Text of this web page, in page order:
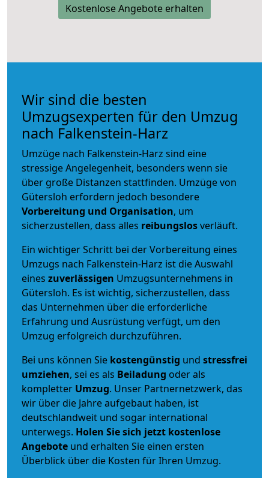
Kostenlose Angebote erhalten
Wir sind die besten
Umzugsexperten für den Umzug
nach Falkenstein-Harz
Umzüge nach Falkenstein-Harz sind eine
stressige Angelegenheit, besonders wenn sie
über große Distanzen stattfinden. Umzüge von
Gütersloh erfordern jedoch besondere
Vorbereitung und Organisation, um
sicherzustellen, dass alles reibungslosverläuft.
Ein wichtiger Schritt bei der Vorbereitung eines
Umzugs nach Falkenstein-Harz ist die Auswahl
eines zuverlässigen Umzugsunternehmens in
Gütersloh. Es ist wichtig, sicherzustellen, dass
das Unternehmen über die erforderliche
Erfahrung und Ausrüstung verfügt, um den
Umzug erfolgreich durchzuführen.
Bei uns können Sie kostengünstig und stressfrei
umziehen, sei es als Beiladung oder als
kompletter Umzug. Unser Partnernetzwerk, das
wir über die Jahre aufgebaut haben, ist
deutschlandweit und sogar international
unterwegs. Holen Sie sich jetzt kostenlose
Angebote und erhalten Sie einen ersten
Überblick über die Kosten für Ihren Umzug.